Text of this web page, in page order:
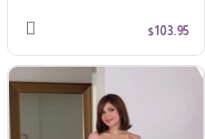
$103.95